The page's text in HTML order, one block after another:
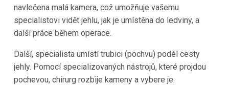
navlečena malá kamera, což umožňuje vašemu
specialistovi vidět jehlu, jak je umístěna do ledviny, a
další práce během operace.
Další, specialista umístí trubici (pochvu) podél cesty
jehly. Pomocí specializovaných nástrojů, které projdou
pochevou, chirurg rozbije kameny a vybere je.